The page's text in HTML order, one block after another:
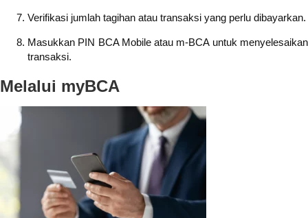
Verifikasi jumlah tagihan atau transaksi yang perlu dibayarkan.
Masukkan PIN BCA Mobile atau m-BCA untuk menyelesaikan
transaksi.
Melalui myBCA